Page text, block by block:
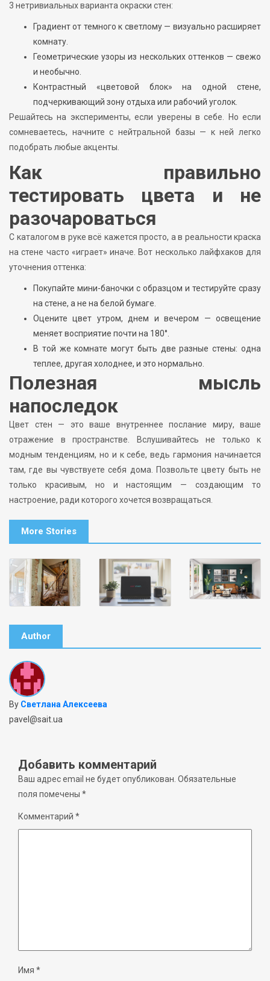
3 нетривиальных варианта окраски стен:
Градиент от темного к светлому — визуально расширяет
комнату.
Геометрические узоры из нескольких оттенков — свежо
и необычно.
Контрастный «цветовой блок» на одной стене,
подчеркивающий зону отдыха или рабочий уголок.
Решайтесь на эксперименты, если уверены в себе. Но если
сомневаетесь, начните с нейтральной базы — к ней легко
подобрать любые акценты.
Как правильно
тестировать цвета и не
разочароваться
С каталогом в руке всё кажется просто, а в реальности краска
на стене часто «играет» иначе. Вот несколько лайфхаков для
уточнения оттенка:
Покупайте мини-баночки с образцом и тестируйте сразу
на стене, а не на белой бумаге.
Оцените цвет утром, днем и вечером — освещение
меняет восприятие почти на 180°.
В той же комнате могут быть две разные стены: одна
теплее, другая холоднее, и это нормально.
Полезная мысль
напоследок
Цвет стен — это ваше внутреннее послание миру, ваше
отражение в пространстве. Вслушивайтесь не только к
модным тенденциям, но и к себе, ведь гармония начинается
там, где вы чувствуете себя дома. Позвольте цвету быть не
только красивым, но и настоящим — создающим то
настроение, ради которого хочется возвращаться.
More Stories
Author
By Светлана Алексеева
pavel@sait.ua
Добавить комментарий
Ваш адрес email не будет опубликован. Обязательные
поля помечены *
Комментарий *
Имя *